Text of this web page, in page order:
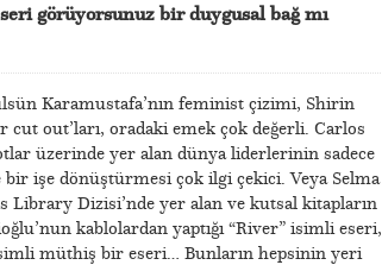
görüyorsunuz bir duygusal bağ mı
Karamustafa’nın feminist çizimi, Shirin
cut out’ları, oradaki emek çok değerli. Carlos
üzerinde yer alan dünya liderlerinin sadece
işe dönüştürmesi çok ilgi çekici. Veya Selma
Library Dizisi’nde yer alan ve kutsal kitapların
kablolardan yaptığı “River” isimli eseri,
isimli müthiş bir eseri… Bunların hepsinin yeri